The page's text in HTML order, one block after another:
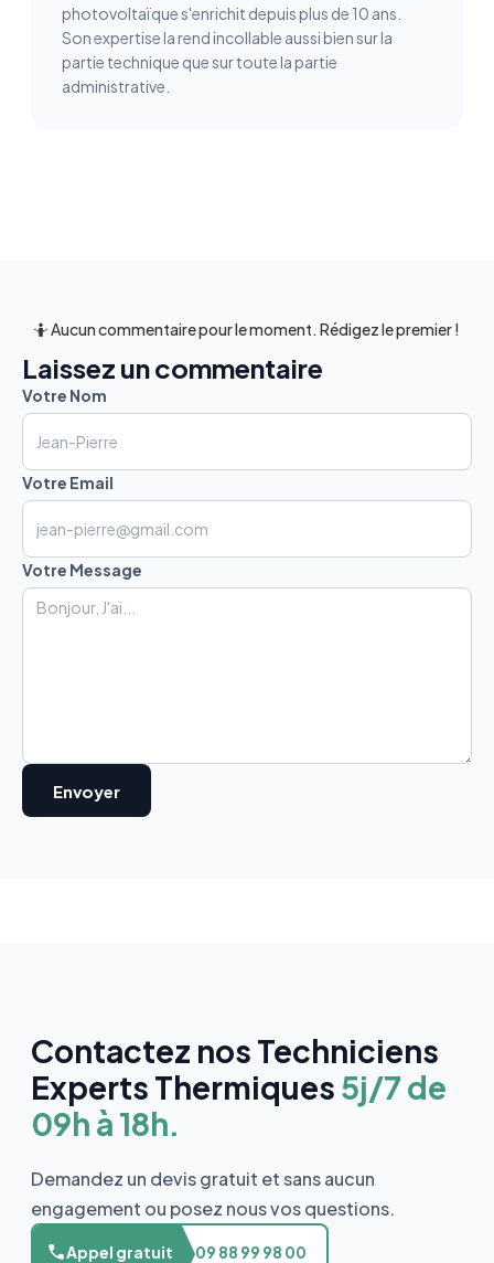
photovoltaïque s'enrichit depuis plus de 10 ans.
Son expertise la rend incollable aussi bien sur la
partie technique que sur toute la partie
administrative.
🤷 Aucun commentaire pour le moment. Rédigez le premier !
Laissez un commentaire
Votre Nom
Votre Email
Votre Message
Contactez nos Techniciens
Experts Thermiques 5j/7 de
09h à 18h.
Demandez un devis gratuit et sans aucun
engagement ou posez nous vos questions.
Appel gratuit 09 88 99 98 00